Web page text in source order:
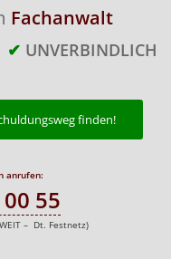
Fachanwalt
✔ UNVERBINDLICH
finden!
anrufen:
55
– Dt. Festnetz)